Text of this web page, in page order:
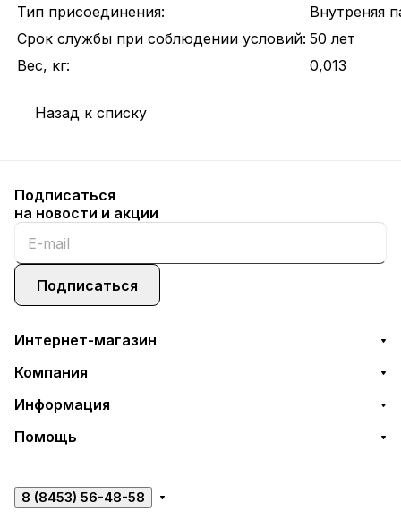
Тип присоединения:
Внутреняя
Срок службы при соблюдении условий: 50 лет
Вес, кг:
0,013
Назад к списку
Подписаться
на новости и акции
Подписаться
Интернет-магазин
Компания
Информация
Помощь
8 (8453) 56-48-58